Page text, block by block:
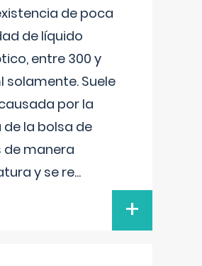
de poca
de líquido
entre 300 y
solamente. Suele
por la
la bolsa de
de manera
y se re...
+